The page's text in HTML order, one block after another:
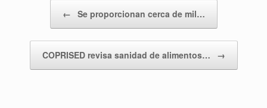
← Se proporcionan cerca de mil…
COPRISED revisa sanidad de alimentos… →